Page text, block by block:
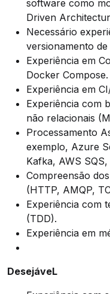
software como
Driven
Necessário
versionamento de
Experiência em
Docker Compose.
Experiência em
Experiência com
não relacionais
Processamento
exemplo, Azure
Kafka, AWS
Compreensão
(HTTP, AMQP,
Experiência com
(TDD).
Experiência em
DesejáveL